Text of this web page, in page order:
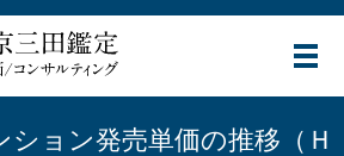
メ
ション発売単価の推移（Ｈ